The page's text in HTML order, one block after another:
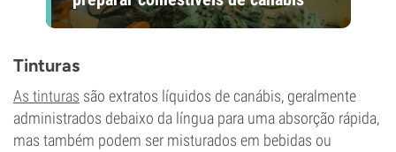
Tinturas
As tinturas são extratos líquidos de canábis, geralmente
administrados debaixo da língua para uma absorção rápida,
mas também podem ser misturados em bebidas ou